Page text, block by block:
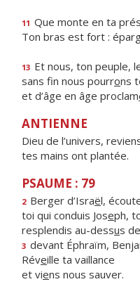
11 Que monte en ta
Ton bras est fort :
13 Et nous, ton peuple,
sans fin nous pourrons
et d’âge en âge proclam
ANTIENNE
Dieu de l’univers,
tes mains ont plantée.
PSAUME : 79
2 Berger d’Israël,
toi qui conduis Joseph,
resplendis au-dessus
3 devant Éphraïm,
Réveille ta vaillance
et viens nous sauver.